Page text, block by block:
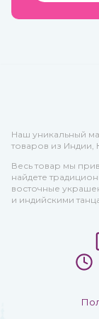
Наш уникальный
товаров из Индии,
Весь товар мы
найдете
восточные
и индийскими